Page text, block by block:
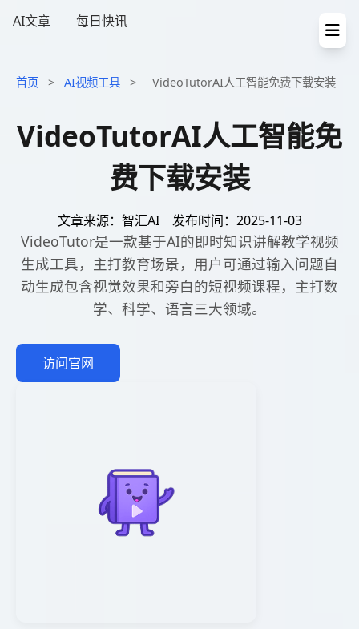
AI文章 每日快讯
首页 > AI视频工具 > VideoTutorAI人工智能免费下载安装
VideoTutorAI人工智能免
费下载安装
文章来源：智汇AI 发布时间：2025-11-03
VideoTutor是一款基于AI的即时知识讲解教学视频
生成工具，主打教育场景，用户可通过输入问题自
动生成包含视觉效果和旁白的短视频课程，主打数
学、科学、语言三大领域。
访问官网